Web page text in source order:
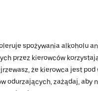
spożywania alkoholu
przez kierowców
że kierowca jest pod
odurzających, zażądaj, aby